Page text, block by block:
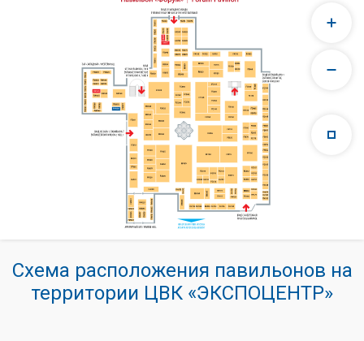
Схема расположения павильонов на
территории ЦВК «ЭКСПОЦЕНТР»